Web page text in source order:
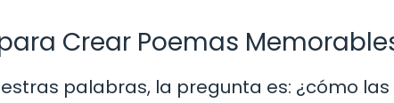
Crear Poemas
palabras, la pregunta es: ¿cómo